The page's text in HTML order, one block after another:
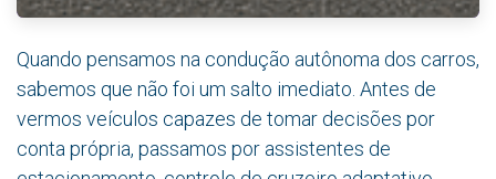
Quando pensamos na condução autônoma dos carros,
sabemos que não foi um salto imediato. Antes de
vermos veículos capazes de tomar decisões por
conta própria, passamos por assistentes de